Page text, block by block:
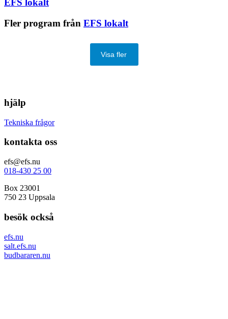
EFS lokalt
Fler program från EFS lokalt
Visa fler
hjälp
Tekniska frågor
kontakta oss
efs@efs.nu
018-430 25 00
Box 23001
750 23 Uppsala
besök också
efs.nu
salt.efs.nu
budbararen.nu